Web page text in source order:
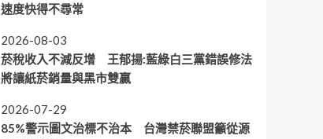
速度快得不尋常
2026-08-03
菸稅收入不減反增 王郁揚:藍綠白三黨錯誤修法
將讓紙菸銷量與黑市雙贏
2026-07-29
85%警示圖文治標不治本 台灣禁菸聯盟籲從源